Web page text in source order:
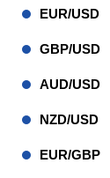
EUR/USD
GBP/USD
AUD/USD
NZD/USD
EUR/GBP